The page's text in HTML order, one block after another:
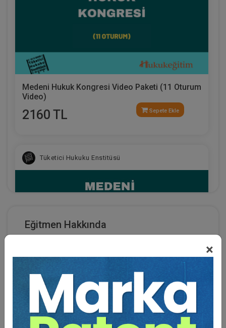
×
Medeni Hukuk Kongresi Video Paketi (11 Oturum
Video)
2160 TL Sepete Ekle
Tüketici Hukuku Enstitüsü
Medeni Hukuk Kongresi - X. Oturum: Miras
Hukuku Video Kaydı
360 TL
Eğitmen Hakkında
2001 yılında yüksek lisansını Marmara Üniversitesi,
2011 yılında da doktorasını Ankara Üniversitesi
Hukuk Fakültesi Medeni Usul ve İcra İflas alanında
tamamlamıştır. 2011 yılında "Haciz İhbarnameleri"
ve 2016 yılında "Hukuk Yargılamasında Kesin Hüküm"
adlı iki tane akademik kitabı yayınlanmıştır. Bunun